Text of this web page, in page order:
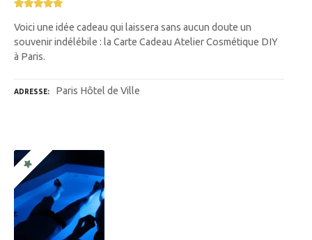
Voici une idée cadeau qui laissera sans aucun doute un
souvenir indélébile : la Carte Cadeau Atelier Cosmétique DIY
à Paris.
ADRESSE Paris Hôtel de Ville